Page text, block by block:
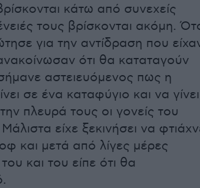
κάτω από συνεχείς
τους βρίσκονται ακόμη.
για την αντίδραση που
ότι θα καταταγούν
αστειευόμενος πως η
σε ένα καταφύγιο και να γίνει
πλευρά τους οι γονείς του
είχε ξεκινήσει να
και μετά από λίγες μέρες
και του είπε ότι θα